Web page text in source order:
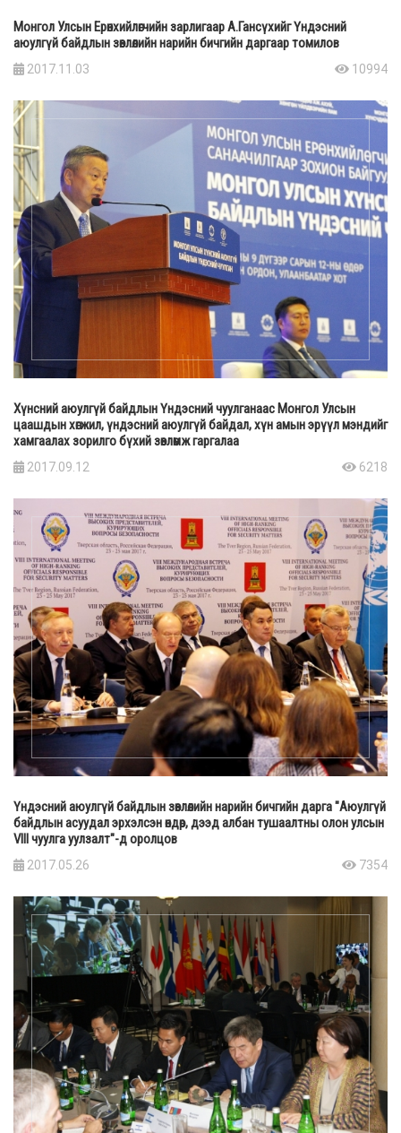
Монгол Улсын Ерөнхийлөгчийн зарлигаар А.Гансүхийг Үндэсний
аюулгүй байдлын зөвлөлийн нарийн бичгийн даргаар томилов
2017.11.03 10994
Хүнсний аюулгүй байдлын Үндэсний чуулганаас Монгол Улсын
цаашдын хөгжил, үндэсний аюулгүй байдал, хүн амын эрүүл мэндийг
хамгаалах зорилго бүхий зөвлөмж гаргалаа
2017.09.12 6218
Үндэсний аюулгүй байдлын зөвлөлийн нарийн бичгийн дарга "Аюулгүй
байдлын асуудал эрхэлсэн өндөр, дээд албан тушаалтны олон улсын
VIII чуулга уулзалт"-д оролцов
2017.05.26 7354